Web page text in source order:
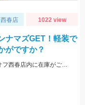
春店 1022 view
ナマズGET！軽装で
がですか？
使用したルアーはスイングビート55！タックルオフ西春店内に在庫がございます！